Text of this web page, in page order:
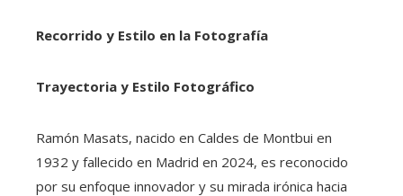
Recorrido y Estilo en la Fotografía
Trayectoria y Estilo Fotográfico
Ramón Masats, nacido en Caldes de Montbui en
1932 y fallecido en Madrid en 2024, es reconocido
por su enfoque innovador y su mirada irónica hacia